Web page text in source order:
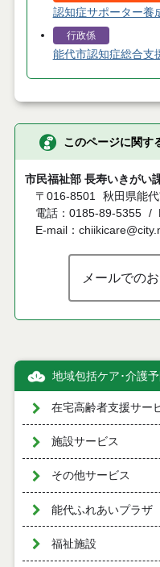
認知症サポーター養
行政係
能代市認知症総合支
このページに関す
市民福祉部 長寿いきがい
〒016-8501
秋田県能
電話：0185-89-5355
E-mail：
メールでの
地域包括ケア･介護
在宅高齢者支援サー
施設サービス
その他サービス
能代ふれあいプラザ
福祉施設